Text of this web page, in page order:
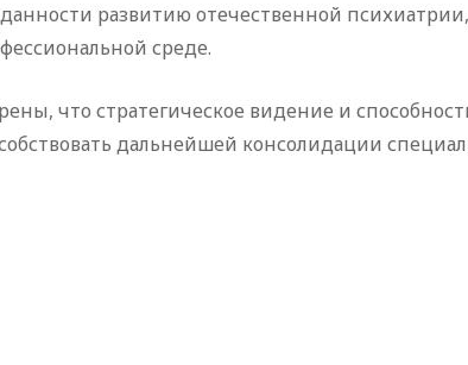
развитию отечественной
среде.
что стратегическое видение и
дальнейшей консолидации